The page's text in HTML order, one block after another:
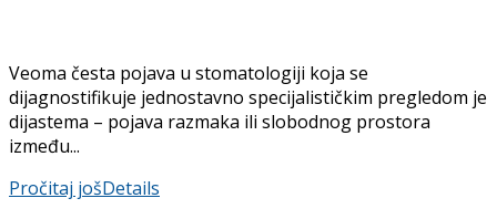
Veoma česta pojava u stomatologiji koja se
dijagnostifikuje jednostavno specijalističkim pregledom je
dijastema – pojava razmaka ili slobodnog prostora
između...
Pročitaj jošDetails